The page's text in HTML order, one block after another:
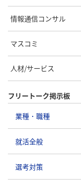
情報通信コンサル
マスコミ
人材/サービス
フリートーク掲示板
業種・職種
就活全般
選考対策